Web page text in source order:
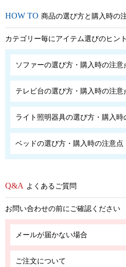
商品の選び方と購入時の
カテゴリー毎にアイテム選びのヒン
ソファーの選び方・購入時の注意
テレビ台の選び方・購入時の注意
ライト照明器具の選び方・購入時
ベッドの選び方・購入時の注意点
よくあるご質問
お問い合わせの前にご確認ください
メールが届かない場合
ご注文について